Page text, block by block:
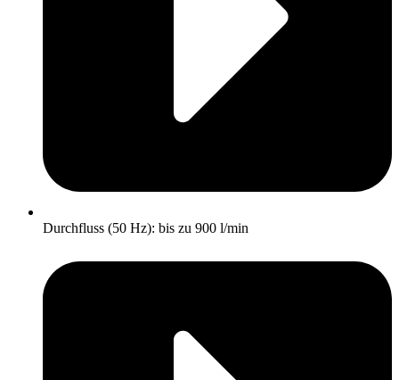
Durchfluss (50 Hz): bis zu 900 l/min